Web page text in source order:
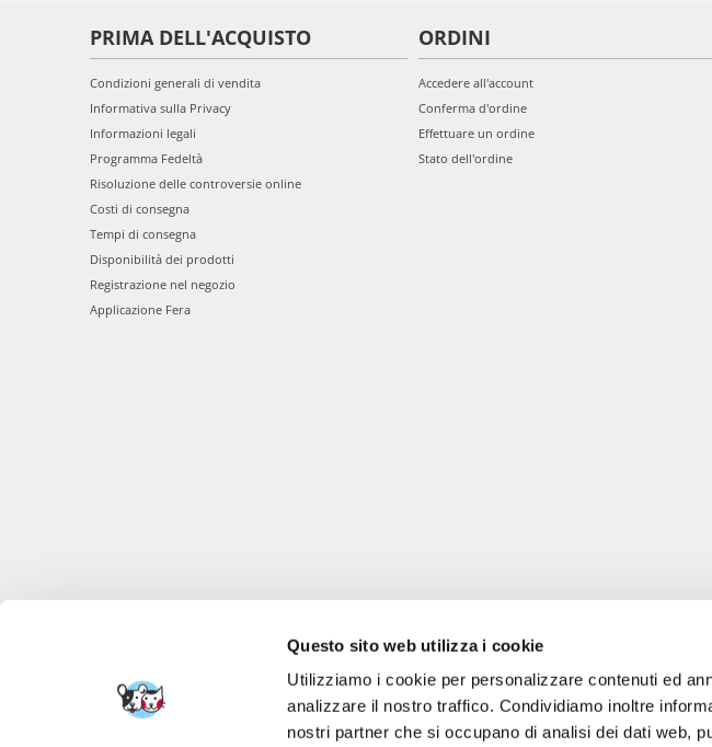
Questo sito web utilizza i cookie
Utilizziamo i cookie per personalizzare contenuti ed
analizzare il nostro traffico. Condividiamo inoltre
nostri partner che si occupano di analisi dei dati web,
PRIMA DELL'ACQUISTO
Condizioni generali di vendita
Informativa sulla Privacy
Informazioni legali
Programma Fedeltà
Risoluzione delle controversie online
Costi di consegna
Tempi di consegna
Disponibilità dei prodotti
Registrazione nel negozio
Applicazione Fera
ORDINI
Accedere all'account
Conferma d'ordine
Effettuare un ordine
Stato dell'ordine